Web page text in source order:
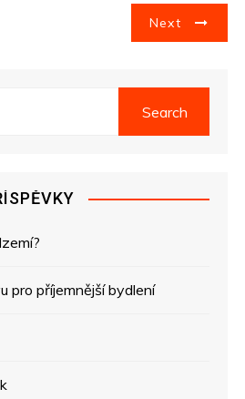
Next
pro příjemnější bydlení